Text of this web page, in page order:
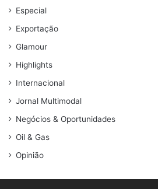
Especial
Exportação
Glamour
Highlights
Internacional
Jornal Multimodal
Negócios & Oportunidades
Oil & Gas
Opinião